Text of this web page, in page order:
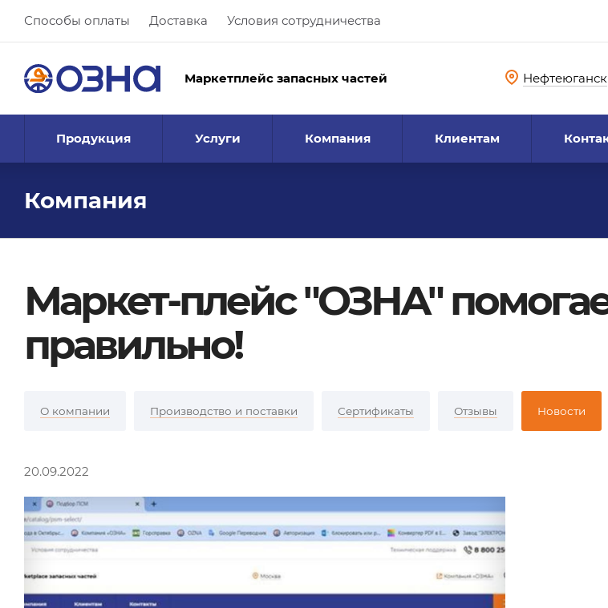
Способы оплаты Доставка Условия сотрудничества
Маркетплейс запасных частей Нефтеюганск
Продукция Услуги Компания Клиентам
Компания
Маркет-плейс "ОЗНА"
правильно!
О компании Производство и поставки Сертификаты Отзывы Новости
20.09.2022